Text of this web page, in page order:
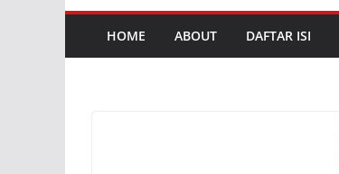
HOME ABOUT DAFTAR ISI